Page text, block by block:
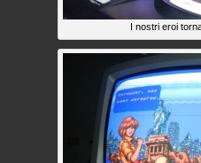
I nostri eroi